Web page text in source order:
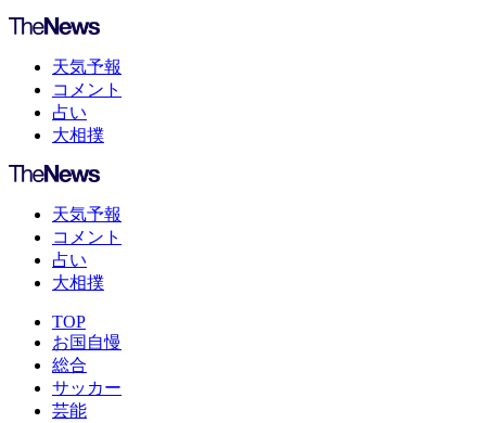
天気予報
コメント
占い
大相撲
天気予報
コメント
占い
大相撲
TOP
お国自慢
総合
サッカー
芸能